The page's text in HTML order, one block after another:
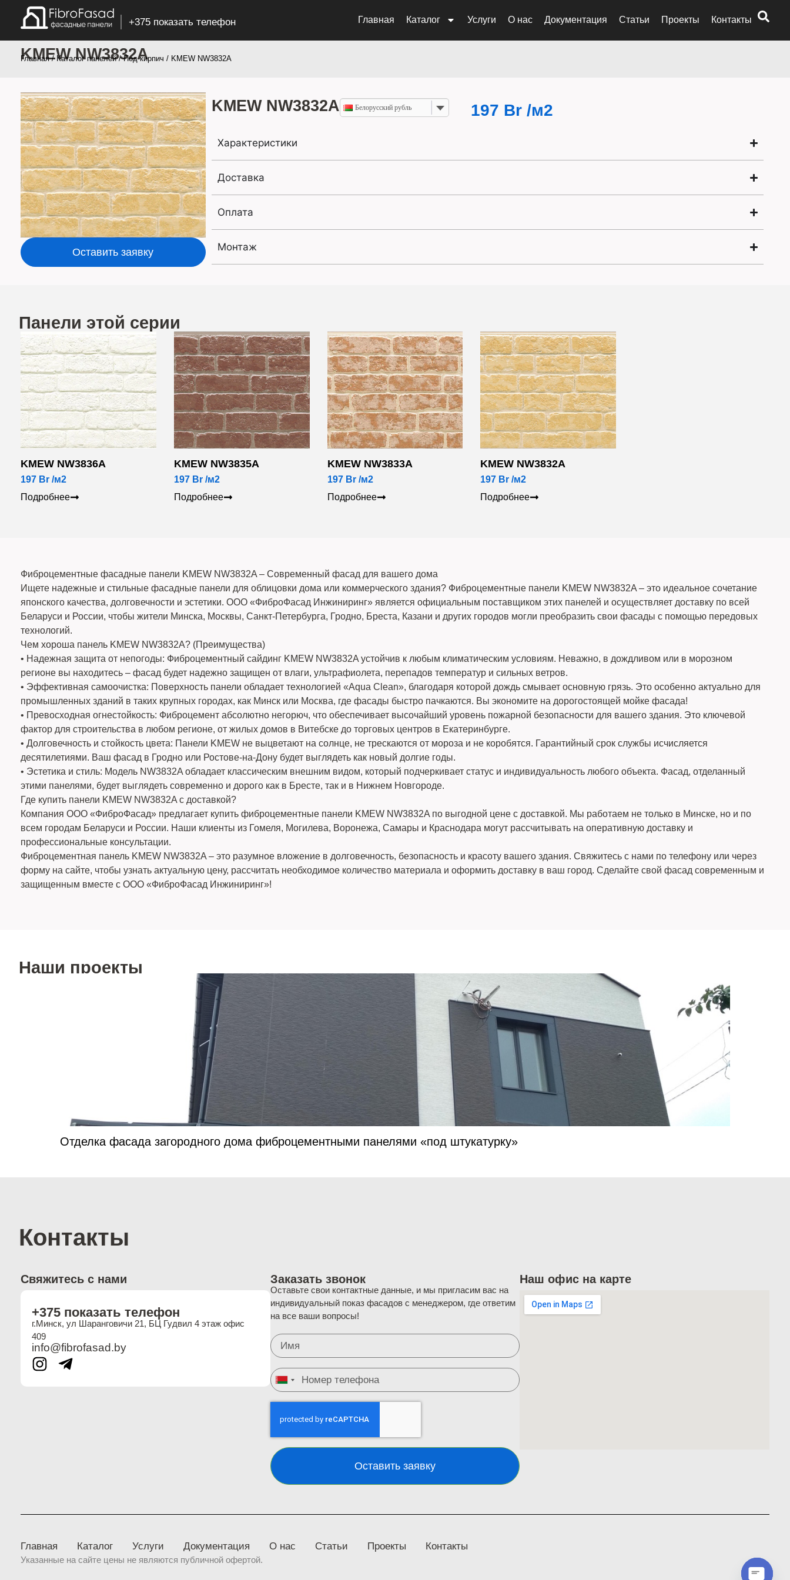
+375 показать телефон Главная Каталог Услуги О нас Документация Статьи Проекты Контакты
KMEW NW3832A
Главная/ Каталог панелей/Под кирпич / KMEW NW3832A
Оставить заявку
KMEW NW3832A Белорусский рубль 197 Br/м2
Характеристики
Доставка
Оплата
Монтаж
Панели этой серии
KMEW NW3836A
197 Br /м2
Подробнее
KMEW NW3835A
197 Br/м2
Подробнее
KMEW NW3833A
197 Br/м2
Подробнее
KMEW NW3832A
197 Br /м2
Подробнее
Фиброцементные фасадные панели KMEW NW3832A – Современный фасад для вашего дома
Ищете надежные и стильные фасадные панели для облицовки дома или коммерческого здания? Фиброцементные панели KMEW NW3832A – это идеальное сочетание
японского качества, долговечности и эстетики. ООО «ФиброФасад Инжиниринг» является официальным поставщиком этих панелей и осуществляет доставку по всей
Беларуси и России, чтобы жители Минска, Москвы, Санкт-Петербурга, Гродно, Бреста, Казани и других городов могли преобразить свои фасады с помощью передовых
технологий.
Чем хороша панель KMEW NW3832A? (Преимущества)
• Надежная защита от непогоды: Фиброцементный сайдинг KMEW NW3832A устойчив к любым климатическим условиям. Неважно, в дождливом или в морозном
регионе вы находитесь – фасад будет надежно защищен от влаги, ультрафиолета, перепадов температур и сильных ветров.
• Эффективная самоочистка: Поверхность панели обладает технологией «Aqua Clean», благодаря которой дождь смывает основную грязь. Это особенно актуально для
промышленных зданий в таких крупных городах, как Минск или Москва, где фасады быстро пачкаются. Вы экономите на дорогостоящей мойке фасада!
• Превосходная огнестойкость: Фиброцемент абсолютно негорюч, что обеспечивает высочайший уровень пожарной безопасности для вашего здания. Это ключевой
фактор для строительства в любом регионе, от жилых домов в Витебске до торговых центров в Екатеринбурге.
• Долговечность и стойкость цвета: Панели KMEW не выцветают на солнце, не трескаются от мороза и не коробятся. Гарантийный срок службы исчисляется
десятилетиями. Ваш фасад в Гродно или Ростове-на-Дону будет выглядеть как новый долгие годы.
• Эстетика и стиль: Модель NW3832A обладает классическим внешним видом, который подчеркивает статус и индивидуальность любого объекта. Фасад, отделанный
этими панелями, будет выглядеть современно и дорого как в Бресте, так и в Нижнем Новгороде.
Где купить панели KMEW NW3832A с доставкой?
Компания ООО «ФиброФасад» предлагает купить фиброцементные панели KMEW NW3832A по выгодной цене с доставкой. Мы работаем не только в Минске, но и по
всем городам Беларуси и России. Наши клиенты из Гомеля, Могилева, Воронежа, Самары и Краснодара могут рассчитывать на оперативную доставку и
профессиональные консультации.
Фиброцементная панель KMEW NW3832A – это разумное вложение в долговечность, безопасность и красоту вашего здания. Свяжитесь с нами по телефону или через
форму на сайте, чтобы узнать актуальную цену, рассчитать необходимое количество материала и оформить доставку в ваш город. Сделайте свой фасад современным и
защищенным вместе с ООО «ФиброФасад Инжиниринг»!
Наши проекты
Отделка фасада загородного дома фиброцементными панелями «под штукатурку»
Контакты
Свяжитесь с нами
+375 показать телефон
г.Минск, ул Шаранговичи 21, БЦ Гудвил 4 этаж офис
409
info@fibrofasad.by
Заказать звонок
Оставьте свои контактные данные, и мы пригласим вас на
индивидуальный показ фасадов с менеджером, где ответим
на все ваши вопросы!
Belarus
Оставить заявку
Наш офис на карте
Главная Каталог Услуги Документация О нас Статьи Проекты Контакты
Указанные на сайте цены не являются публичной офертой.